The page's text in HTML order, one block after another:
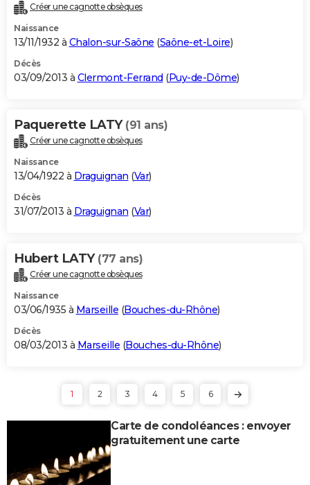
Créer une cagnotte obsèques
Naissance
13/11/1932 à Chalon-sur-Saône (Saône-et-Loire)
Décès
03/09/2013 à Clermont-Ferrand (Puy-de-Dôme)
Paquerette LATY (91 ans)
Créer une cagnotte obsèques
Naissance
13/04/1922 à Draguignan (Var)
Décès
31/07/2013 à Draguignan (Var)
Hubert LATY (77 ans)
Créer une cagnotte obsèques
Naissance
03/06/1935 à Marseille (Bouches-du-Rhône)
Décès
08/03/2013 à Marseille (Bouches-du-Rhône)
1 2 3 4 5 6
Carte de condoléances : envoyer
gratuitement une carte